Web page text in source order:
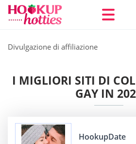
Divulgazione di affiliazione
I MIGLIORI SITI DI
GAY IN
HookupDate